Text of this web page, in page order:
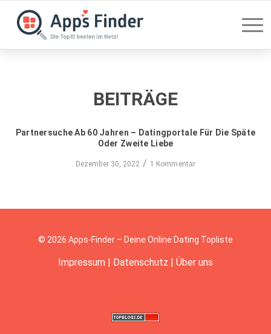
BEITRÄGE
Partnersuche Ab 60 Jahren – Datingportale Für Die Späte
Oder Zweite Liebe
Dezember 30, 2022 / 1 Kommentar
© 2026 Apps-Finder – Deine Online Dating Topliste
Impressum | Datenschutz | Über uns